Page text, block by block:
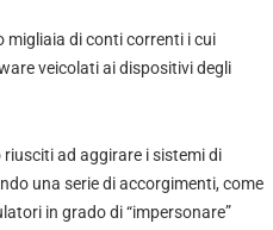
migliaia di conti correnti i cui
veicolati ai dispositivi degli
ad aggirare i sistemi di
una serie di accorgimenti, come
in grado di “impersonare”